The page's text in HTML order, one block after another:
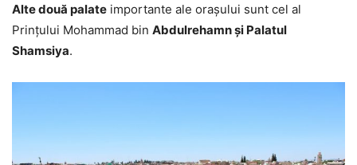
Alte două palate importante ale oraşului sunt cel al
Prinţului Mohammad bin Abdulrehamn şi Palatul
Shamsiya.